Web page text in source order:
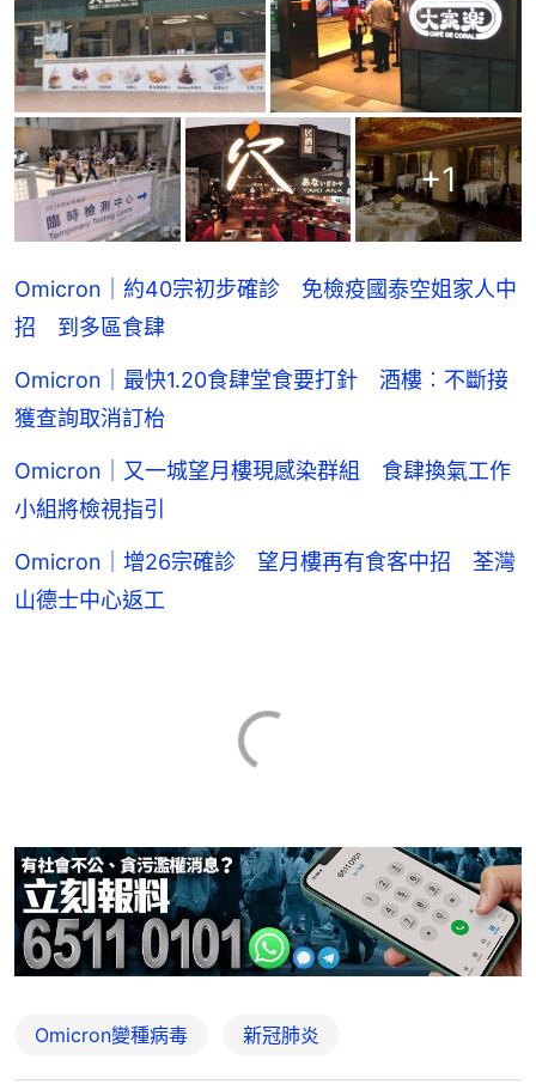
+1
Omicron｜約40宗初步確診 免檢疫國泰空姐家人中
招 到多區食肆
Omicron｜最快1.20食肆堂食要打針 酒樓︰不斷接
獲查詢取消訂枱
Omicron｜又一城望月樓現感染群組 食肆換氣工作
小組將檢視指引
Omicron｜增26宗確診 望月樓再有食客中招 荃灣
山德士中心返工
Omicron變種病毒 新冠肺炎